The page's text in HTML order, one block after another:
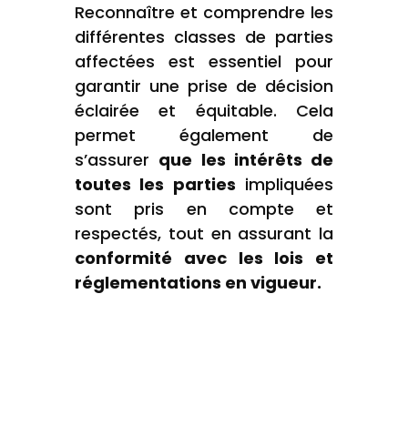
Reconnaître et comprendre les
différentes classes de parties
affectées est essentiel pour
garantir une prise de décision
éclairée et équitable. Cela
permet également de
s’assurer que les intérêts de
toutes les parties impliquées
sont pris en compte et
respectés, tout en assurant la
conformité avec les lois et
réglementations en vigueur.